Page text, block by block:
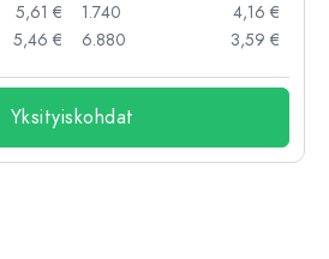
5,61 €
5,46 €
1.740
4,16 €
6.880
3,59 €
Yksityiskohdat